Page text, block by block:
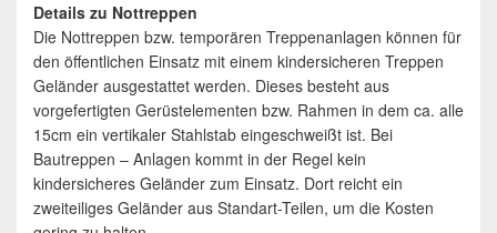
Details zu Nottreppen
Die Nottreppen bzw. temporären Treppenanlagen können für
den öffentlichen Einsatz mit einem kindersicheren Treppen
Geländer ausgestattet werden. Dieses besteht aus
vorgefertigten Gerüstelementen bzw. Rahmen in dem ca. alle
15cm ein vertikaler Stahlstab eingeschweißt ist. Bei
Bautreppen – Anlagen kommt in der Regel kein
kindersicheres Geländer zum Einsatz. Dort reicht ein
zweiteiliges Geländer aus Standart-Teilen, um die Kosten